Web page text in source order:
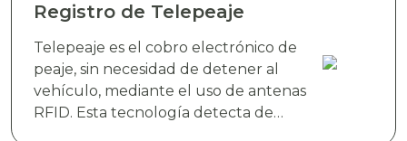
Registro de Telepeaje
Telepeaje es el cobro electrónico de
peaje, sin necesidad de detener al
vehículo, mediante el uso de antenas
RFID. Esta tecnología detecta de